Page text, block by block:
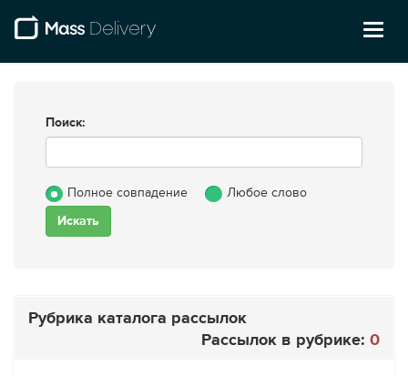
Поиск:
Полное совпадение Любое слово
Рубрика каталога рассылок
Рассылок в рубрике: 0